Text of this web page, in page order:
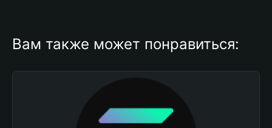
Вам также может понравиться: